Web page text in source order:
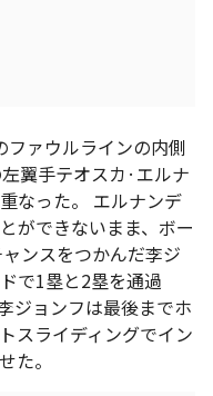
ァウルラインの内側
翼手テオスカ·エルナ
なった。 エルナンデ
ができないまま、ボー
ンスをつかんだ李ジ
で1塁と2塁を通過
ジョンフは最後までホ
スライディングでイン
た。